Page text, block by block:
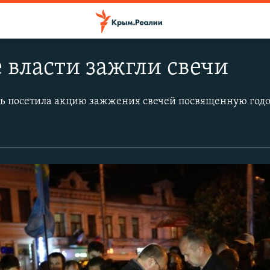
зажгли свечи